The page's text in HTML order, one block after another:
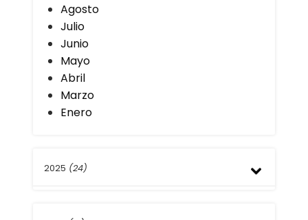
Agosto
Julio
Junio
Mayo
Abril
Marzo
Enero
2025 (24)